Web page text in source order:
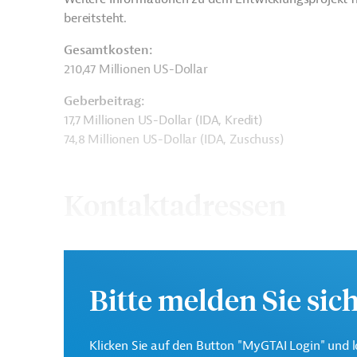
bereitsteht.
Gesamtkosten:
210,47 Millionen US-Dollar
Geberbeitrag:
17,7 Millionen US-Dollar (IDA, Kredit)
74,8 Millionen US-Dollar (IDA, Zuschuss)
Weltbank
Ministry of Education Projektträger
Bitte melden Sie
Klicken Sie auf den Button "MyGTAI Login" und